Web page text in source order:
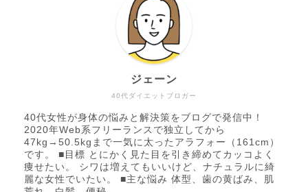
40代ダイエットブロガー
ジェーン
40代女性が身体の悩みと解決策をブログで発信中！
2020年Web系フリーランスで独立してから
47kg→50.5kgまで一気に太ったアラフォー（161cm）
です。 ■目標 とにかく見た目を引き締めてカッコよく
痩せたい。 シワは増えてもいいけど、ナチュラルに綺
麗な女性でいたい。 ■主な悩み 体型、歯の黄ばみ、肌